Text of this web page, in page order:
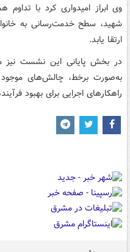
وی ابراز امیدواری کرد با
شهید، سطح خدمت‌رسانی به
ارتقا یابد.
در بخش پایانی این نشست نیز
به‌صورت برخط، چالش‌های
راهکارهای اجرایی برای بهبود